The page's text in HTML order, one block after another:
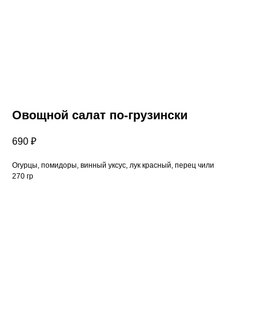
Овощной салат по-грузински
690 ₽
Огурцы, помидоры, винный уксус, лук красный, перец чили
270 гр